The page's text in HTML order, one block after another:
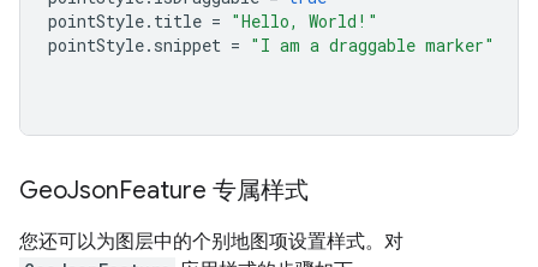
pointStyle. title = "Hello, World!"
pointStyle. snippet = "I am a draggable marker"
GeoJsonFeature 专属样式
您还可以为图层中的个别地图项设置样式。对